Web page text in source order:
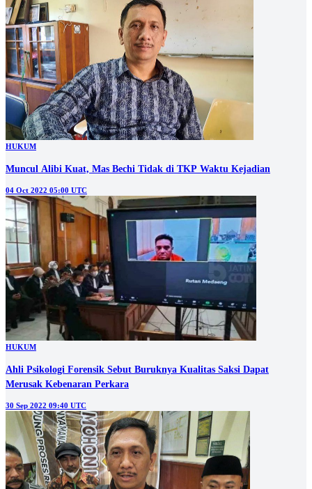
HUKUM
Muncul Alibi Kuat, Mas Bechi Tidak di TKP Waktu Kejadian
04 Oct 2022 05:00 UTC
HUKUM
Ahli Psikologi Forensik Sebut Buruknya Kualitas Saksi Dapat
Merusak Kebenaran Perkara
30 Sep 2022 09:40 UTC